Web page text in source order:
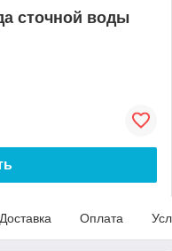
сточной воды
Доставка Оплата